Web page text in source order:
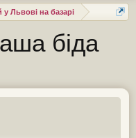
у Львові на базарі
біда